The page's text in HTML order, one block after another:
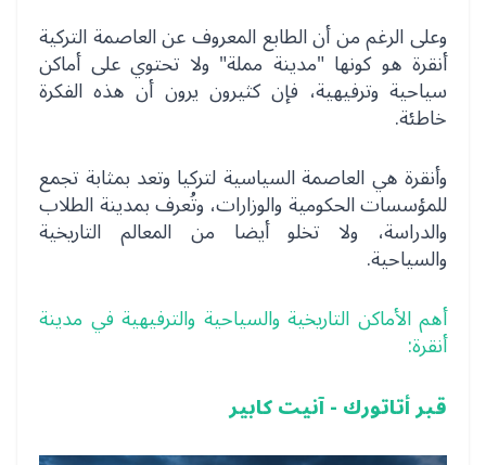
وعلى الرغم من أن الطابع المعروف عن العاصمة التركية
أنقرة هو كونها "مدينة مملة" ولا تحتوي على أماكن
سياحية وترفيهية، فإن كثيرون يرون أن هذه الفكرة
خاطئة.
وأنقرة هي العاصمة السياسية لتركيا وتعد بمثابة تجمع
للمؤسسات الحكومية والوزارات، وتُعرف بمدينة الطلاب
والدراسة، ولا تخلو أيضا من المعالم التاريخية
والسياحية.
أهم الأماكن التاريخية والسياحية والترفيهية في مدينة
أنقرة:
قبر أتاتورك - آنيت كابير